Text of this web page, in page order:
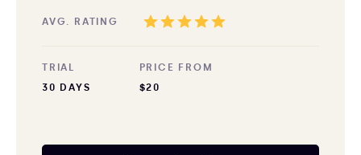
AVG. RATING
TRIAL
30 DAYS
PRICE FROM
$20